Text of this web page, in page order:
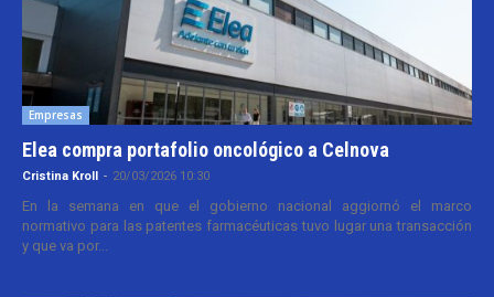
Empresas
Elea compra portafolio oncológico a Celnova
Cristina Kroll - 20/03/2026 10:30
En la semana en que el gobierno nacional aggiornó el marco
normativo para las patentes farmacéuticas tuvo lugar una transacción
y que va por...